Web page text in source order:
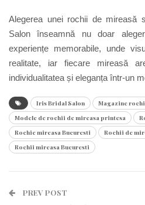
Alegerea unei rochii de mireasă
Salon înseamnă nu doar
experiențe memorabile, unde
realitate, iar fiecare mireasă
individualitatea și eleganța într-un
Iris Bridal Salon
Magazine
Modele de rochii de mireasa printesa
Rochie mireasa Bucuresti
Rochii de
Rochii mireasa Bucuresti
PREV POST